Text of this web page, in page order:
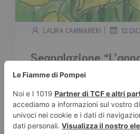
LAURA CAMMARERI | 12
Segnalazione
caddero le foglie” di
Mastrocola
Tempo stimato di lettura:< 1
Segnalazione “L’anno che
foglie” di Paola Mastrocola